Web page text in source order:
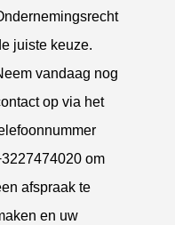
juiste keuze.
vandaag nog
op via het
om
afspraak te
en uw